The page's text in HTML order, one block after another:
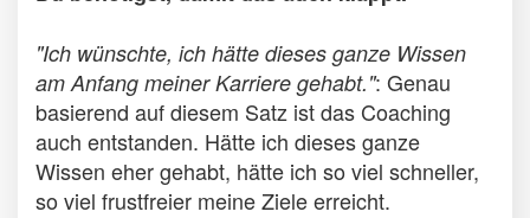
"Ich wünschte, ich hätte dieses ganze Wissen
am Anfang meiner Karriere gehabt.": Genau
basierend auf diesem Satz ist das Coaching
auch entstanden. Hätte ich dieses ganze
Wissen eher gehabt, hätte ich so viel schneller,
so viel frustfreier meine Ziele erreicht.